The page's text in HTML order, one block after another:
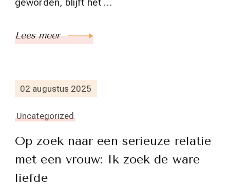
Lees meer
02 augustus 2025
Uncategorized
Op zoek naar een serieuze relatie
met een vrouw: Ik zoek de ware
liefde